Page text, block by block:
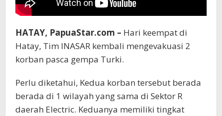
HATAY, PapuaStar.com – Hari keempat di
Hatay, Tim INASAR kembali mengevakuasi 2
korban pasca gempa Turki.
Perlu diketahui, Kedua korban tersebut berada
berada di 1 wilayah yang sama di Sektor R
daerah Electric. Keduanya memiliki tingkat